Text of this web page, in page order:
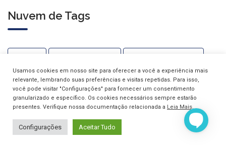
Nuvem de Tags
Alergias Alergologia Alergologista Anafilaxia
Artrite Reumatoide Asma Carteira De Vacinação
Clínica Croce Coronavirus
Usamos cookies em nosso site para oferecer a você a experiência mais
relevante, lembrando suas preferências e visitas repetidas. Para isso,
você pode visitar "Configurações" para fornecer um consentimento
granularizado e específico. Os cookies necessários sempre estarão
presentes. Verifique nossa documentação relacionada a Leia Mais.
Configurações Aceitar Tudo